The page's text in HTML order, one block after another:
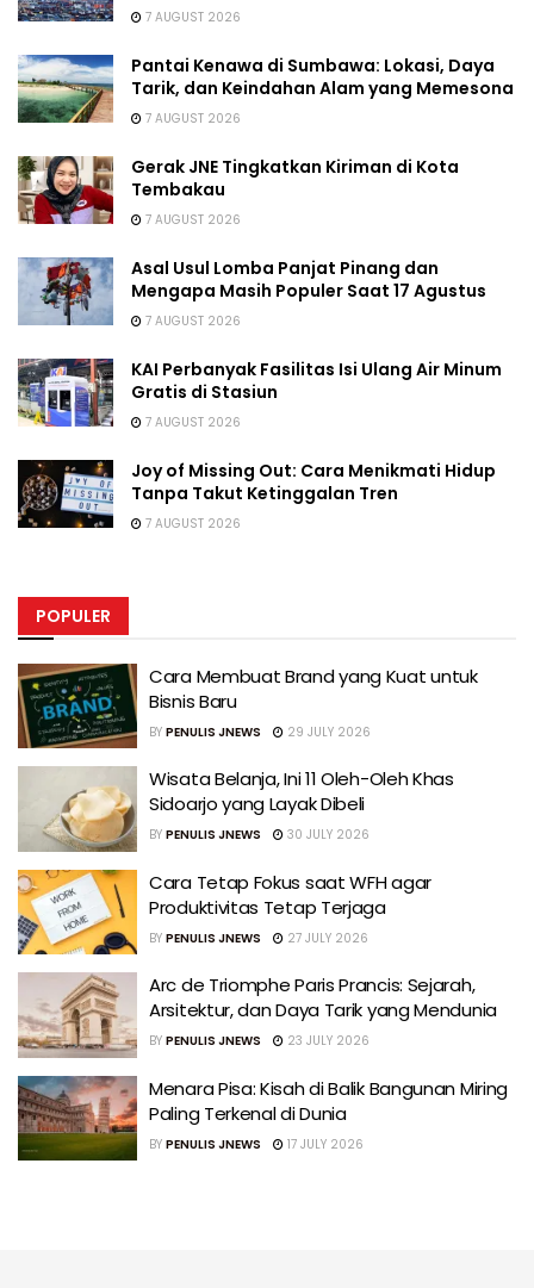
7 AUGUST 2026
Pantai Kenawa di Sumbawa: Lokasi, Daya
Tarik, dan Keindahan Alam yang Memesona
7 AUGUST 2026
Gerak JNE Tingkatkan Kiriman di Kota
Tembakau
7 AUGUST 2026
Asal Usul Lomba Panjat Pinang dan
Mengapa Masih Populer Saat 17 Agustus
7 AUGUST 2026
KAI Perbanyak Fasilitas Isi Ulang Air Minum
Gratis di Stasiun
7 AUGUST 2026
Joy of Missing Out: Cara Menikmati Hidup
Tanpa Takut Ketinggalan Tren
7 AUGUST 2026
POPULER
Cara Membuat Brand yang Kuat untuk
Bisnis Baru
BY PENULIS JNEWS 29 JULY 2026
Wisata Belanja, Ini 11 Oleh-Oleh Khas
Sidoarjo yang Layak Dibeli
BY PENULIS JNEWS 30 JULY 2026
Cara Tetap Fokus saat WFH agar
Produktivitas Tetap Terjaga
BY PENULIS JNEWS 27 JULY 2026
Arc de Triomphe Paris Prancis: Sejarah,
Arsitektur, dan Daya Tarik yang Mendunia
BY PENULIS JNEWS 23 JULY 2026
Menara Pisa: Kisah di Balik Bangunan Miring
Paling Terkenal di Dunia
BY PENULIS JNEWS 17 JULY 2026